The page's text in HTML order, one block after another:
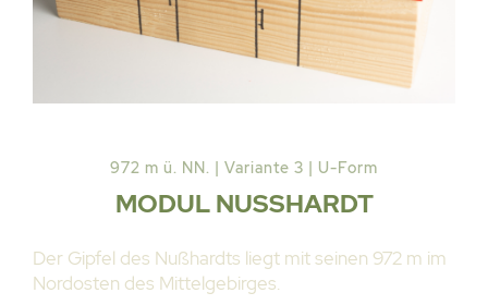
972 m ü. NN. | Variante 3 | U-Form
MODUL NUSSHARDT
Der Gipfel des Nußhardts liegt mit seinen 972 m im
Nordosten des Mittelgebirges.